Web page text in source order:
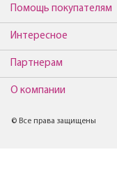
Помощь покупателям
Интересное
Партнерам
О компании
© Все права защищены